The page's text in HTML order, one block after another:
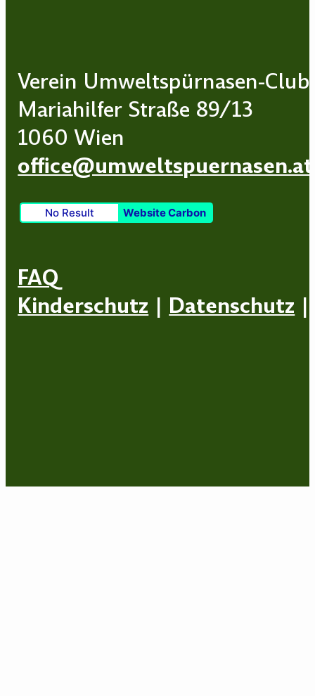
Verein Umweltspürnasen-Club
Mariahilfer Straße 89/13
1060 Wien
office@umweltspuernasen.at
No Result Website Carbon
FAQ
Kinderschutz | Datenschutz |